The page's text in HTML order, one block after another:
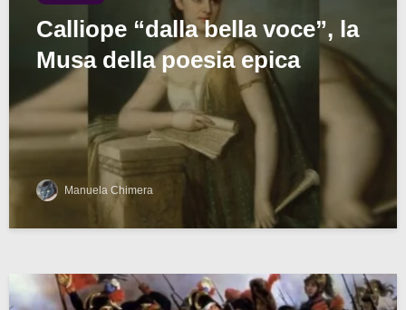
Calliope “dalla bella voce”, la
Musa della poesia epica
Manuela Chimera